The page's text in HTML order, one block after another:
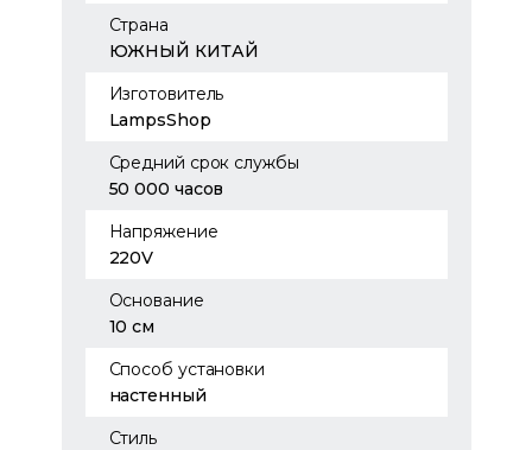
Страна
ЮЖНЫЙ КИТАЙ
Изготовитель
LampsShop
Средний срок службы
50 000 часов
Напряжение
220V
Основание
10 см
Способ установки
настенный
Стиль